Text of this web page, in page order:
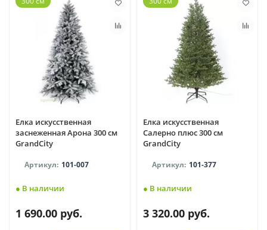
Елка искусственная
заснеженная Арона 300 см
GrandCity
101-007
● В наличии
1 690.00 руб.
Елка искусственная
Салерно плюс 300 см
GrandCity
101-377
● В наличии
3 320.00 руб.